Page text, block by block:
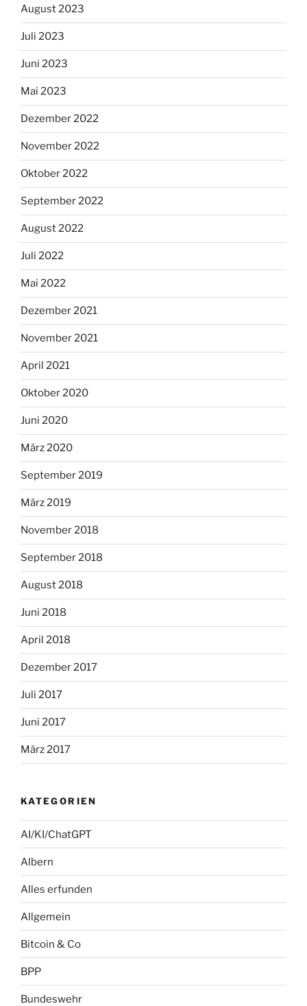
August 2023
Juli 2023
Juni 2023
Mai 2023
Dezember 2022
November 2022
Oktober 2022
September 2022
August 2022
Juli 2022
Mai 2022
Dezember 2021
November 2021
April 2021
Oktober 2020
Juni 2020
März 2020
September 2019
März 2019
November 2018
September 2018
August 2018
Juni 2018
April 2018
Dezember 2017
Juli 2017
Juni 2017
März 2017
KATEGORIEN
AI/KI/ChatGPT
Albern
Alles erfunden
Allgemein
Bitcoin & Co
BPP
Bundeswehr